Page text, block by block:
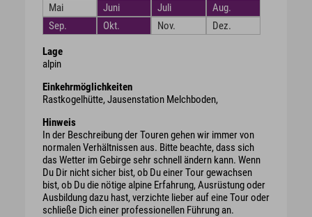
Mai
Juni Juli
Aug.
Sep.
Okt. Nov. Dez.
Lage
alpin
Einkehrmöglichkeiten
Rastkogelhütte, Jausenstation Melchboden,
Hinweis
In der Beschreibung der Touren gehen wir immer von
normalen Verhältnissen aus. Bitte beachte, dass sich
das Wetter im Gebirge sehr schnell ändern kann. Wenn
Du Dir nicht sicher bist, ob Du einer Tour gewachsen
bist, ob Du die nötige alpine Erfahrung, Ausrüstung oder
Ausbildung dazu hast, verzichte lieber auf eine Tour oder
schließe Dich einer professionellen Führung an.